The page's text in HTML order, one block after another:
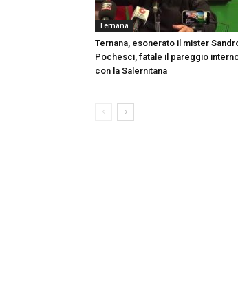
Ternana
Ternana, esonerato il mister
Pochesci, fatale il pareggio
con la Salernitana